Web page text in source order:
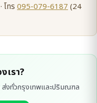
· โทร 095-079-6187(24
เรา?
งทั่วกรุงเทพและปริมณฑล